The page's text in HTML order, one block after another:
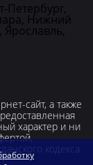
Петербург,
Нижний
сайт, а также
характер и ни
кодекса